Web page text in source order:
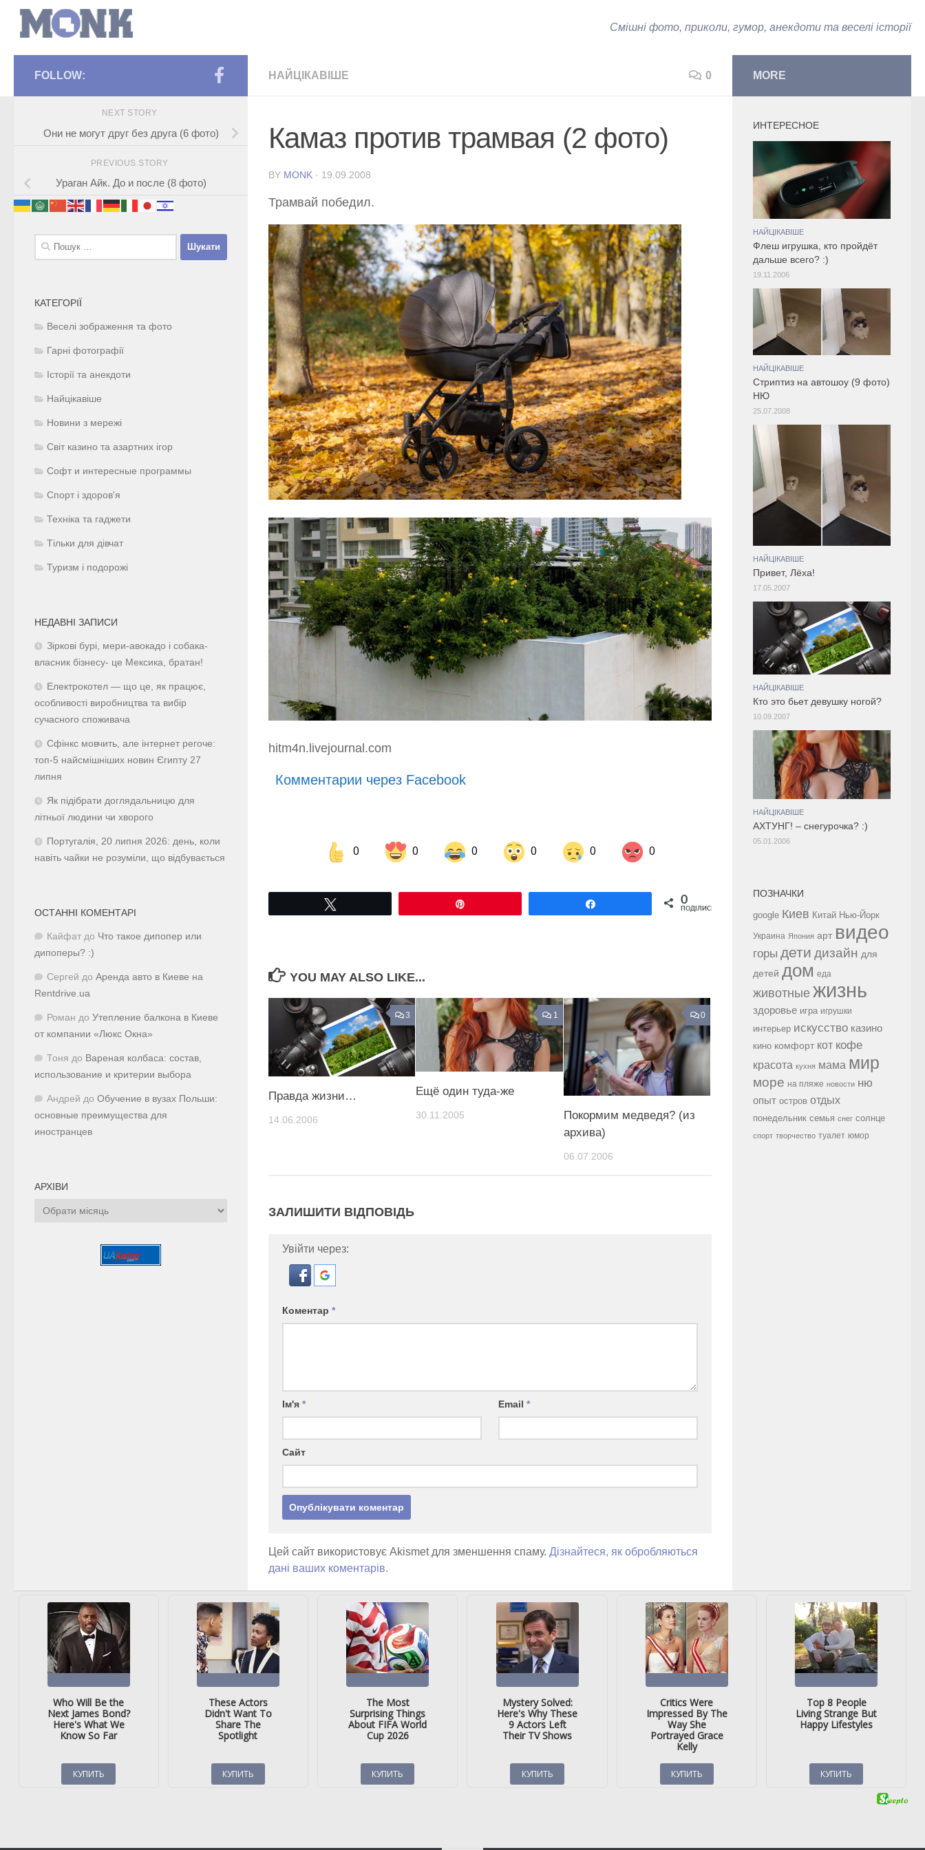
Смішні фото, приколи, гумор, анекдоти та веселі історії
НАЙЦІКАВІШЕ 0
Камаз против трамвая (2 фото)
BY MONK · 19.09.2008
Трамвай победил.
hitm4n.livejournal.com
Комментарии через Facebook
0 0 0 0 0 0
Share on Facebook Share on LinkedIn Share on Twitter 0
ПОДІЛИСЬ
YOU MAY ALSO LIKE...
3
Правда жизни…
14.06.2006
1
Ещё один туда-же
30.11.2005
0
Покормим медведя? (из
архива)
06.07.2006
ЗАЛИШИТИ ВІДПОВІДЬ
Увійти через:
Коментар *
Ім'я * Email*
Сайт
Цей сайт використовує Akismet для зменшення спаму. Дізнайтеся, як обробляються
дані ваших коментарів.
FOLLOW:
NEXT STORY
Они не могут друг без друга (6 фото)
PREVIOUS STORY
Ураган Айк. До и после (8 фото)
Пошук:
КАТЕГОРІЇ
Веселі зображення та фото
Гарні фотографії
Історії та анекдоти
Найцікавіше
Новини з мережі
Світ казино та азартних ігор
Софт и интересные программы
Спорт і здоров'я
Техніка та гаджети
Тільки для дівчат
Туризм і подорожі
НЕДАВНІ ЗАПИСИ
Зіркові бурі, мери-авокадо і собака-
власник бізнесу- це Мексика, братан!
Електрокотел — що це, як працює,
особливості виробництва та вибір
сучасного споживача
Сфінкс мовчить, але інтернет регоче:
топ-5 найсмішніших новин Єгипту 27
липня
Як підібрати доглядальницю для
літньої людини чи хворого
Португалія, 20 липня 2026: день, коли
навіть чайки не розуміли, що відбувається
ОСТАННІ КОМЕНТАРІ
Кайфат до Что такое дипопер или
дипоперы? :)
Сергей до Аренда авто в Киеве на
Rentdrive.ua
Роман до Утепление балкона в Киеве
от компании «Люкс Окна»
Тоня до Вареная колбаса: состав,
использование и критерии выбора
Андрей до Обучение в вузах Польши:
основные преимущества для
иностранцев
АРХІВИ
Архіви
MORE
ИНТЕРЕСНОЕ
НАЙЦІКАВІШЕ
Флеш игрушка, кто пройдёт
дальше всего? :)
19.11.2006
НАЙЦІКАВІШЕ
Cтриптиз на автошоу (9 фото)
НЮ
25.07.2008
НАЙЦІКАВІШЕ
Привет, Лёха!
17.05.2007
НАЙЦІКАВІШЕ
Кто это бьет девушку ногой?
10.09.2007
НАЙЦІКАВІШЕ
АХТУНГ! – снегурочка? :)
05.01.2006
ПОЗНАЧКИ
google Киев Китай Нью-Йорк
Украина Япония арт видео
горы дети дизайн для
детей дом еда
животные жизнь
здоровье игра игрушки
интерьер искусство казино
кино комфорт кот кофе
красота кухня мама мир
море на пляже новости ню
опыт остров отдых
понедельник семья снег солнце
спорт творчество туалет юмор